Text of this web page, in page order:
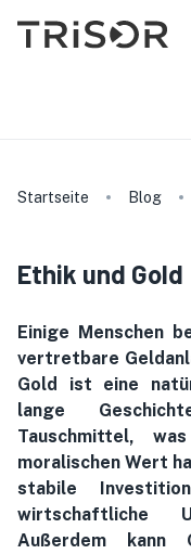
Startseite Blog
Ethik und Gold
Einige Menschen
vertretbare
Gold ist eine
lange
Tauschmittel,
moralischen Wert
stabile
wirtschaftliche
Außerdem kann